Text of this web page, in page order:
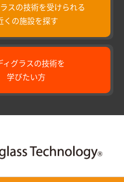
スの技術を受けられる
くの施設を探す
ィグラスの技術を
学びたい方